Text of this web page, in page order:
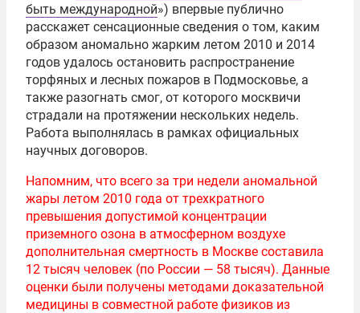
быть международной») впервые публично
расскажет сенсационные сведения о том, каким
образом аномально жарким летом 2010 и 2014
годов удалось остановить распространение
торфяных и лесных пожаров в Подмосковье, а
также разогнать смог, от которого москвичи
страдали на протяжении нескольких недель.
Работа выполнялась в рамках официальных
научных договоров.
Напомним, что всего за три недели аномальной
жары летом 2010 года от трехкратного
превышения допустимой концентрации
приземного озона в атмосферном воздухе
дополнительная смертность в Москве составила
12 тысяч человек (по России — 58 тысяч). Данные
оценки были получены методами доказательной
медицины в совместной работе физиков из